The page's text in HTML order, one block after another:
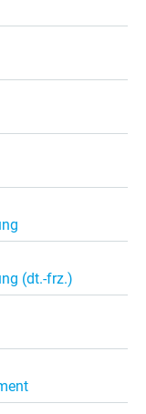
(dt.-frz.)